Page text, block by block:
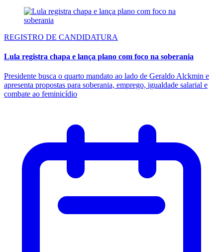
REGISTRO DE CANDIDATURA
Lula registra chapa e lança plano com foco na soberania
Presidente busca o quarto mandato ao lado de Geraldo Alckmin e
apresenta propostas para soberania, emprego, igualdade salarial e
combate ao feminicídio